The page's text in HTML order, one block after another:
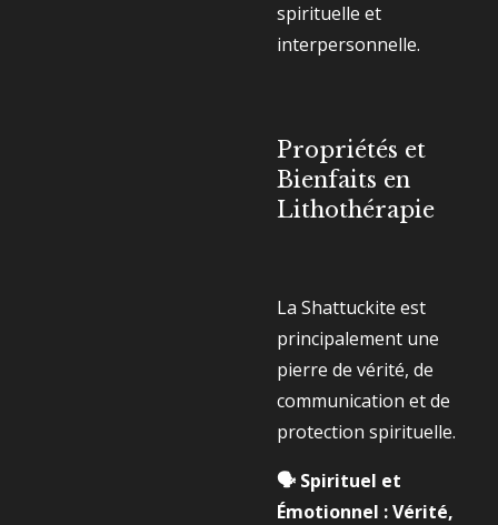
spirituelle et
interpersonnelle.
Propriétés et
Bienfaits en
Lithothérapie
La Shattuckite est
principalement une
pierre de vérité, de
communication et de
protection spirituelle.
🗣️ Spirituel et
Émotionnel : Vérité,